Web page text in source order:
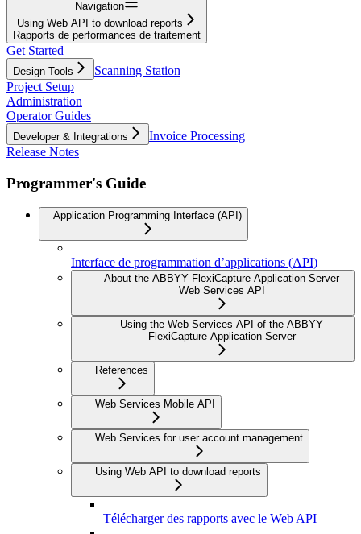
Navigation
Using Web API to download reports
Rapports de performances de traitement
Get Started
Design Tools
Scanning Station
Project Setup
Administration
Operator Guides
Developer & Integrations
Invoice Processing
Release Notes
Programmer's Guide
Application Programming Interface (API)
Interface de programmation d’applications (API)
About the ABBYY FlexiCapture Application Server
Web Services API
Using the Web Services API of the ABBYY
FlexiCapture Application Server
References
Web Services Mobile API
Web Services for user account management
Using Web API to download reports
Télécharger des rapports avec le Web API